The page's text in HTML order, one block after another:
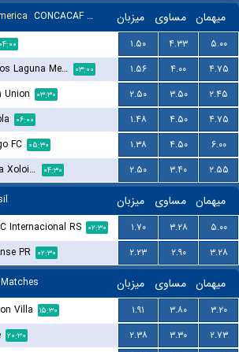
CONCACAF Leagues Cup میزبان مساوی میهمان
۰۴:۰۰ ۱.۵۰ ۴.۳۳
۵.۰۰
Santos Laguna Mexico ۰۳:۰۰ ۱.۵۶ ۴.۰۰
۴.۷۵
Union ۰۳:۳۰ ۲.۵۰ ۳.۵۰
۲.۴۵
۰۶:۰۰ ۱.۴۸ ۴.۵۰
۴.۷۵
FC ۰۵:۳۰ ۱.۳۸ ۴.۵۰
۶.۰۰
Club Tijuana Xoloitzcuintles de Caliente ۰۴:۳۰ ۲.۵۰ ۳.۴۰
۲.۵۵
میزبان مساوی میهمان
Internacional RS ۰۲:۳۰ ۱.۷۰ ۳.۲۸
۵.۰۰
PR ۰۲:۳۰ ۲.۲۳ ۲.۹۰
۳.۲۸
میزبان مساوی میهمان
Villa ۱۵:۳۰ ۱.۹۱ ۳.۸۰
۳.۲۰
۲۰:۳۰ ۲.۳۸ ۳.۳۰
۲.۷۳